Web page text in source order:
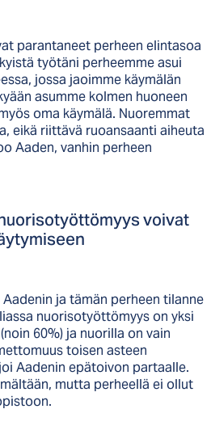
parantaneet perheen elintasoa
työtäni perheemme asui
jossa jaoimme käymälän
asumme kolmen huoneen
oma käymälä. Nuoremmat
eikä riittävä ruoansaanti aiheuta
Aaden, vanhin perheen
voi­vat
ja tämän perheen tilanne
nuorisotyöttömyys on yksi
60%) ja nuorilla on vain
toisen asteen
Aadenin epätoivon partaalle.
mutta perheellä ei ollut